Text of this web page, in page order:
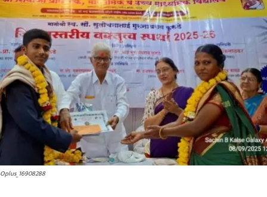
Oplus_16908288